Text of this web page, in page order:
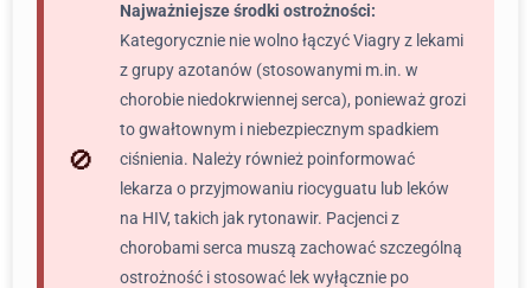
Najważniejsze środki ostrożności:
Kategorycznie nie wolno łączyć Viagry z lekami
z grupy azotanów (stosowanymi m.in. w
chorobie niedokrwiennej serca), ponieważ grozi
to gwałtownym i niebezpiecznym spadkiem
ciśnienia. Należy również poinformować
lekarza o przyjmowaniu riocyguatu lub leków
na HIV, takich jak rytonawir. Pacjenci z
chorobami serca muszą zachować szczególną
ostrożność i stosować lek wyłącznie po